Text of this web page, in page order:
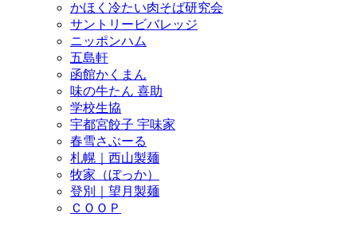
かほく冷たい肉そば研究会
サントリービバレッジ
ニッポンハム
五島軒
函館かくまん
味の牛たん 喜助
学校生協
宇都宮餃子 宇味家
春雪さぶーる
札幌｜西山製麺
牧家（ぼっか）
登別｜望月製麺
ＣＯＯＰ